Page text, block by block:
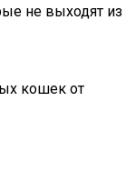
не выходят из
кошек от